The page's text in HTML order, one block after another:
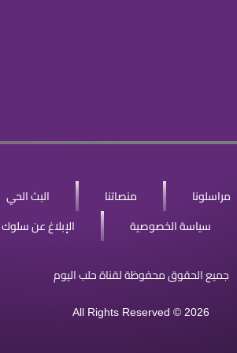
مراسلونا منصاتنا البث الحي
سياسة الخصوصية
الإبلاغ عن
جميع الحقوق محفوظة لقناة حلب اليوم
All Rights Reserved © 2026